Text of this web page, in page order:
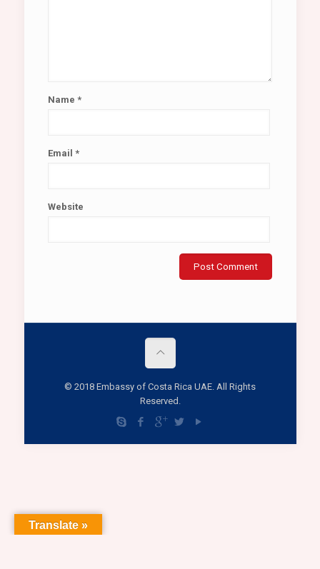
Name *
Email *
Website
© 2018 Embassy of Costa Rica UAE. All Rights
Reserved.
Translate »